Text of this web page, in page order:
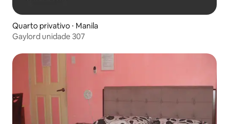
Quarto privativo ⋅ Manila
Gaylord unidade 307